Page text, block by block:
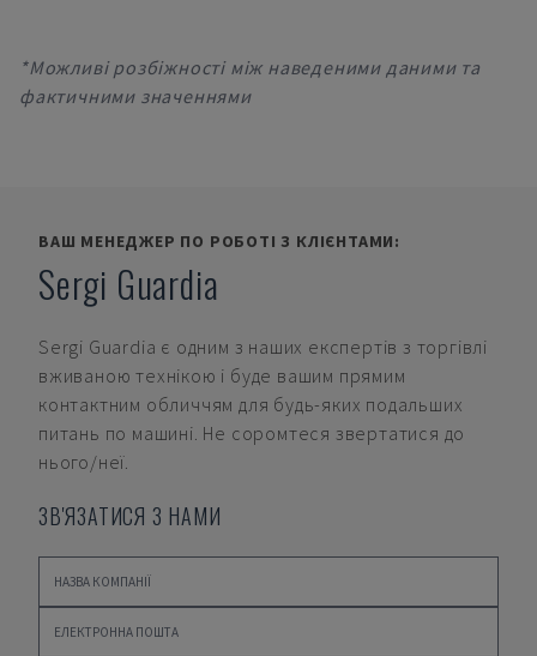
*Можливі розбіжності між наведеними даними та
фактичними значеннями
ВАШ МЕНЕДЖЕР ПО РОБОТІ З КЛІЄНТАМИ:
Sergi Guardia
Sergi Guardia є одним з наших експертів з торгівлі
вживаною технікою і буде вашим прямим
контактним обличчям для будь-яких подальших
питань по машині. Не соромтеся звертатися до
нього/неї.
ЗВ'ЯЗАТИСЯ З НАМИ